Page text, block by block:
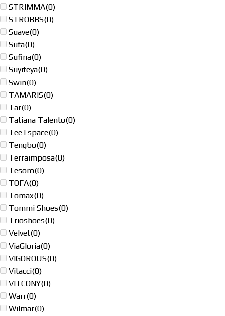
STRIMMA(0)
STROBBS(0)
Suave(0)
Sufa(0)
Sufina(0)
Suyifeya(0)
Swin(0)
TAMARIS(0)
Tar(0)
Tatiana Talento(0)
TeeTspace(0)
Tengbo(0)
Terraimposa(0)
Tesoro(0)
TOFA(0)
Tomax(0)
Tommi Shoes(0)
Trioshoes(0)
Velvet(0)
ViaGloria(0)
VIGOROUS(0)
Vitacci(0)
VITCONY(0)
Warr(0)
Wilmar(0)